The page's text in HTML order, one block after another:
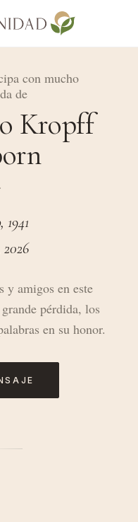
con mucho
de
Kropff
1941
y amigos en este
pérdida, los
en su honor.